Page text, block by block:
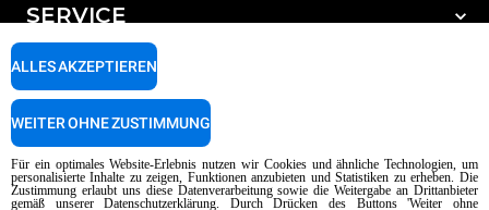
Wasseraufbereitung mit Kunstharzfiltern
Wasseraufbereitung durch Umkehrosmose
Unsere Standorte weltweit
SERVICE
Unox garantie
Händler Suche
Copyright 2026 UNOX SpA Alle Rechte vorbehalten. Reg. Imp. Padova n °
04230750285 - REA Padova 372835 - Kap. Soc. 5.000.000 € iv - P.IVA / CF
Für ein optimales Website-Erlebnis nutzen wir Cookies und ähnliche Technologien, um
personalisierte Inhalte zu zeigen, Funktionen anzubieten und Statistiken zu erheben. Die
Zustimmung erlaubt uns diese Datenverarbeitung sowie die Weitergabe an Drittanbieter
gemäß unserer Datenschutzerklärung. Durch Drücken des Buttons 'Weiter ohne
ALLES AKZEPTIEREN
WEITER OHNE ZUSTIMMUNG